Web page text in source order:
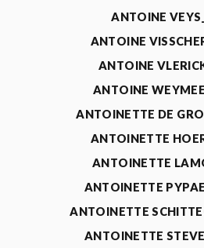
ANTOINE
ANTOINE
ANTOINE
ANTOINE
ANTOINETTE DE
ANTOINETTE
ANTOINETTE
ANTOINETTE
ANTOINETTE
ANTOINETTE